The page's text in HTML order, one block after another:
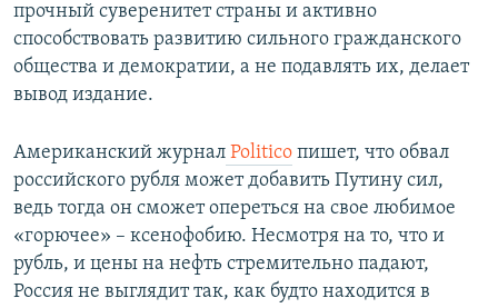
прочный суверенитет страны и активно
способствовать развитию сильного гражданского
общества и демократии, а не подавлять их, делает
вывод издание.
Американский журнал Politico пишет, что обвал
российского рубля может добавить Путину сил,
ведь тогда он сможет опереться на свое любимое
«горючее» – ксенофобию. Несмотря на то, что и
рубль, и цены на нефть стремительно падают,
Россия не выглядит так, как будто находится в